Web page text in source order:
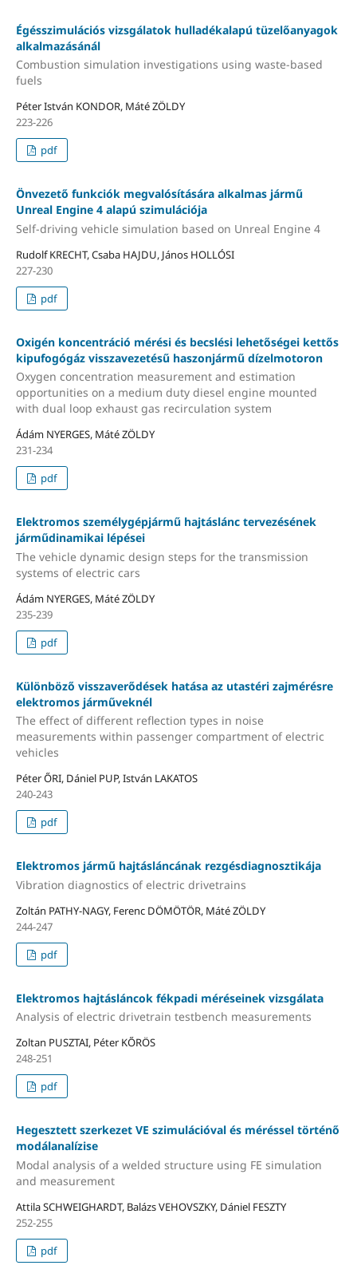
Égésszimulációs vizsgálatok hulladékalapú tüzelőanyagok
alkalmazásánál
Combustion simulation investigations using waste-based
fuels
Péter István KONDOR, Máté ZÖLDY
223-226
pdf
Önvezető funkciók megvalósítására alkalmas jármű
Unreal Engine 4 alapú szimulációja
Self-driving vehicle simulation based on Unreal Engine 4
Rudolf KRECHT, Csaba HAJDU, János HOLLÓSI
227-230
pdf
Oxigén koncentráció mérési és becslési lehetőségei kettős
kipufogógáz visszavezetésű haszonjármű dízelmotoron
Oxygen concentration measurement and estimation
opportunities on a medium duty diesel engine mounted
with dual loop exhaust gas recirculation system
Ádám NYERGES, Máté ZÖLDY
231-234
pdf
Elektromos személygépjármű hajtáslánc tervezésének
járműdinamikai lépései
The vehicle dynamic design steps for the transmission
systems of electric cars
Ádám NYERGES, Máté ZÖLDY
235-239
pdf
Különböző visszaverődések hatása az utastéri zajmérésre
elektromos járműveknél
The effect of different reflection types in noise
measurements within passenger compartment of electric
vehicles
Péter ŐRI, Dániel PUP, István LAKATOS
240-243
pdf
Elektromos jármű hajtásláncának rezgésdiagnosztikája
Vibration diagnostics of electric drivetrains
Zoltán PATHY-NAGY, Ferenc DÖMÖTÖR, Máté ZÖLDY
244-247
pdf
Elektromos hajtásláncok fékpadi méréseinek vizsgálata
Analysis of electric drivetrain testbench measurements
Zoltan PUSZTAI, Péter KŐRÖS
248-251
pdf
Hegesztett szerkezet VE szimulációval és méréssel történő
modálanalízise
Modal analysis of a welded structure using FE simulation
and measurement
Attila SCHWEIGHARDT, Balázs VEHOVSZKY, Dániel FESZTY
252-255
pdf